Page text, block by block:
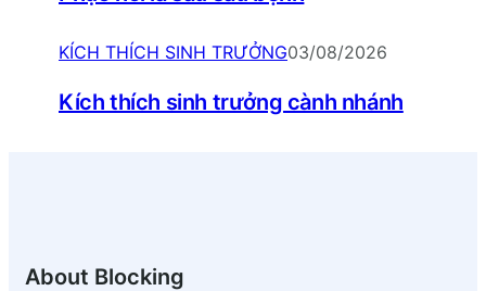
KÍCH THÍCH SINH TRƯỞNG03/08/2026
Kích thích sinh trưởng cành nhánh
About Blocking